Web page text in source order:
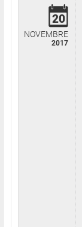
20
NOVEMBRE
2017